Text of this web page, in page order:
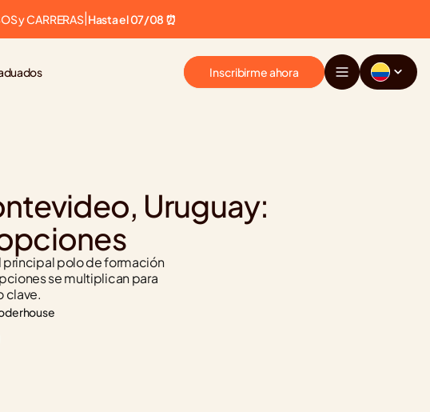
y CARRERAS Hasta el 07/08 ⏰
Inscribirme ahora
Uruguay:
principal polo de formación
se multiplican para
clave.